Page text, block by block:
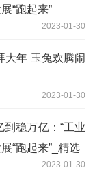
“跑起来”
2023-01-30
大年 玉兔欢腾闹
2023-01-30
到稳万亿：“工业
“跑起来”_精选
2023-01-30